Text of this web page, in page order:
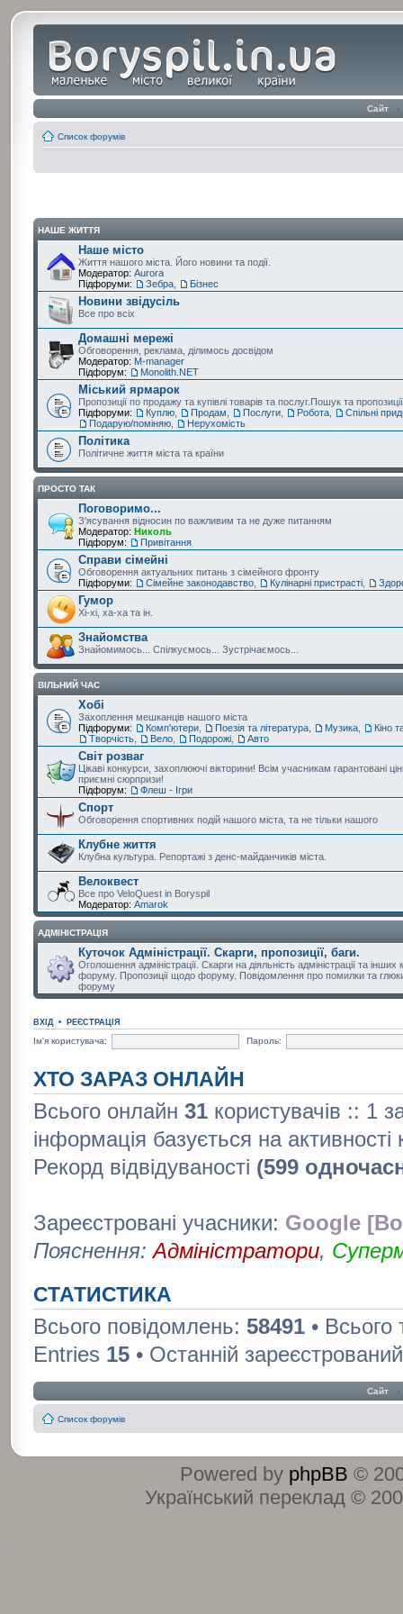
Сайт ‹
Список форумів
НАШЕ ЖИТТЯ
Наше місто
Життя нашого міста. Його новини та події.
Модератор: Aurora
Підфоруми:
Зебра, Бізнес
Новини звідусіль
Все про всіх
Домашні мережі
Обговорення, реклама, ділимось досвідом
Модератор: M-manager
Підфорум:
Monolith.NET
Міський ярмарок
Пропозиції по продажу та купівлі товарів та послуг.Пошук та
Підфоруми:
Куплю, Продам Послуги, Робота,
Спільні
Подарую/поміняю, Нерухомість
Політика
Політичне життя міста та країни
ПРОСТО ТАК
Поговоримо...
З'ясування відносин по важливим та не дуже питанням
Модератор: Николь
Підфорум:
Привітання
Справи сімейні
Обговорення актуальних питань з сімейного фронту
Підфоруми:
Сімейне законодавство, Кулінарні пристрасті,
Гумор
Хі-хі, ха-ха та ін.
Знайомства
Знайомимось... Спілкуємось... Зустрічаємось...
ВІЛЬНИЙ ЧАС
Хобі
Захоплення мешканців нашого міста
Підфоруми:
Комп'ютери, Поезія та література, Музика,
Кіно
Творчість, Вело, Подорожі, Авто
Світ розваг
Цікаві конкурси, захоплюючі вікторини! Всім учасникам гарантовані
приємні сюрпризи!
Підфорум:
Флеш - Ігри
Спорт
Обговорення спортивних подій нашого міста, та не тільки нашого
Клубне життя
Клубна культура. Репортажі з денс-майданчиків міста.
Велоквест
Все про VeloQuest in Boryspil
Модератор: Amarok
АДМІНІСТРАЦІЯ
Куточок Адміністрації. Скарги, пропозиції, баги.
Оголошення адміністрації. Скарги на діяльність адміністрації та інших
форуму. Пропозиції щодо форуму. Повідомлення про помилки та
форуму
ВХІД• РЕЄСТРАЦІЯ
Ім'я користувача:
Пароль:
ХТО ЗАРАЗ ОНЛАЙН
Всього онлайн 31користувачів :: 1
інформація базується на
Рекорд відвідуваності (599
Зареєстровані учасники: Google
Пояснення:Адміністратори,
СТАТИСТИКА
Всього повідомлень: 58491•
Entries 15• Останній
Сайт ‹
Список форумів
Powered by phpBB ©
Український переклад ©